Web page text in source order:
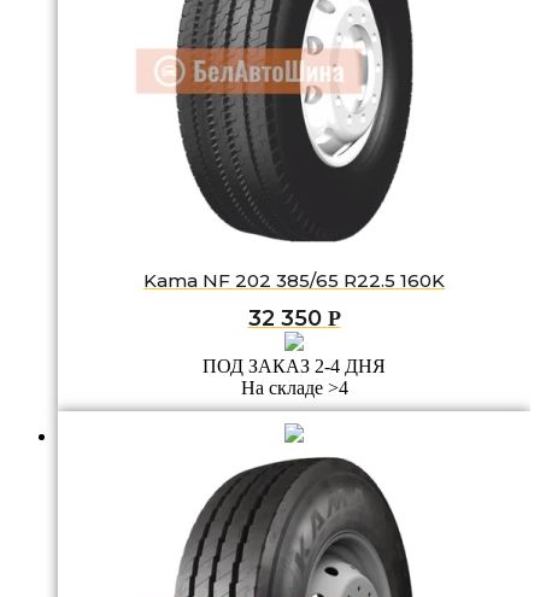
Kama NF 202 385/65 R22.5 160K
32 350 Р
ПОД ЗАКАЗ 2-4 ДНЯ
На складе >4